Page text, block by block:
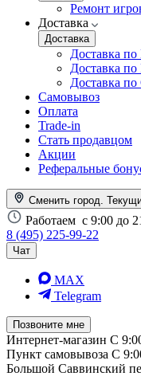
Ремонт
Доставка
Доставка
Доставка
Доставка
Доставка
Самовывоз
Оплата
Trade-in
Стать продавцом
Акции
Реферальные
Сменить город.
Работаем с 9:00 до
8 (495) 225-99-22
Чат
MAX
Telegram
Позвоните мне
Интернет-магазин С
Пункт самовывоза С
Большой Саввинский